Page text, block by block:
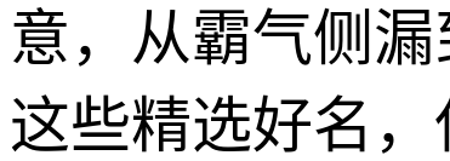
意，从霸气侧
这些精选好名